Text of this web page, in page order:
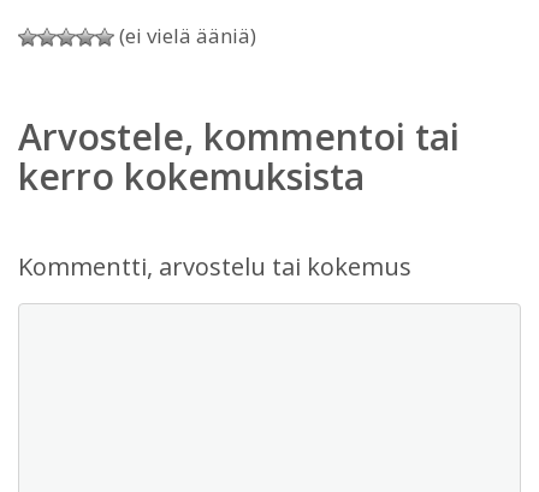
(ei vielä ääniä)
Arvostele, kommentoi tai
kerro kokemuksista
Kommentti, arvostelu tai kokemus